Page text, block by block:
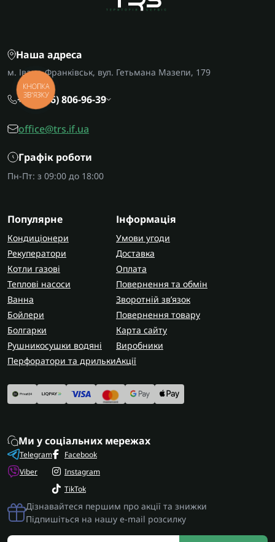
Наша адреса
м. Івано-Франківськ, вул. Гетьмана Мазепи, 179
+38 (096) 806-96-39
office@trs.if.ua
Графік роботи
Пн-Пт: з 09:00 до 18:00
Популярне
Кондиціонери
Рекуператори
Котли газові
Теплові насоси
Ванна
Бойлери
Болгарки
Рушникосушки водяні
Перфоратори та дрильки
Інформація
Умови угоди
Доставка
Оплата
Повернення та обмін
Зворотній зв’язок
Повернення товару
Карта сайту
Виробники
Акції
Ми у соціальних мережах
Telegram
Viber
Facebook
Instagram
TikTok
Дізнавайтеся першим про акції та знижки
Підпишіться на нашу e-mail розсилку
КНОПКА
ЗВ'ЯЗКУ